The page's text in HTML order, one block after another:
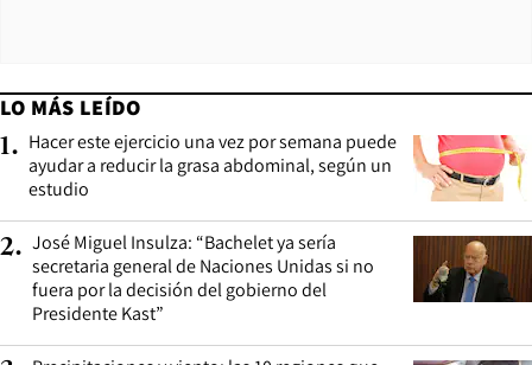
LO MÁS LEÍDO
1. Hacer este ejercicio una vez por semana puede
ayudar a reducir la grasa abdominal, según un
estudio
2. José Miguel Insulza: “Bachelet ya sería
secretaria general de Naciones Unidas si no
fuera por la decisión del gobierno del
Presidente Kast”